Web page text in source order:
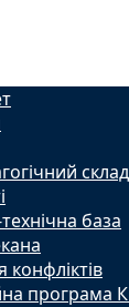
склад
база
програма